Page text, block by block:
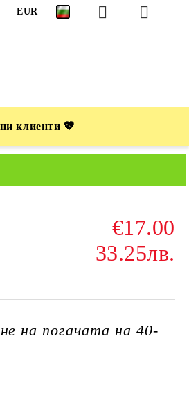
EUR
клиенти 💖
€17.00
33.25лв.
на погачата на 40-